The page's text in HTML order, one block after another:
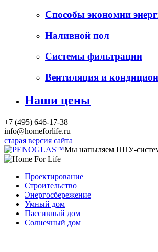
Способы экономии
Наливной пол
Системы фильтрации
Вентиляция и
Наши цены
+7 (495) 646-17-38
info@homeforlife.ru
старая версия сайта
Мы напыляем ППУ-
Проектирование
Строительство
Энергосбережение
Умный дом
Пассивный дом
Солнечный дом